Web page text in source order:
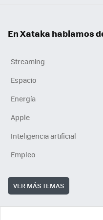
En Xataka hablamos
Streaming
Espacio
Energía
Apple
Inteligencia artificial
Empleo
VER MÁS TEMAS